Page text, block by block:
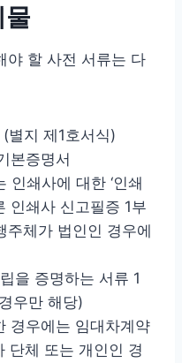
물
야 할 사전 서류는 다
별지 제1호서식)
본증명서
인쇄사에 대한 ‘인쇄
인쇄사 신고필증 1부
주체가 법인인 경우에
을 증명하는 서류 1
우만 해당)
경우에는 임대차계약
단체 또는 개인인 경